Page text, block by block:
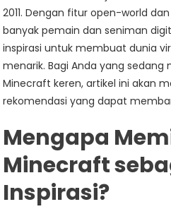
2011. Dengan fitur open-world
banyak pemain dan seniman
inspirasi untuk membuat dunia
menarik. Bagi Anda yang sedang
Minecraft keren, artikel ini akan
rekomendasi yang dapat
Mengapa
Minecraft
Inspirasi?